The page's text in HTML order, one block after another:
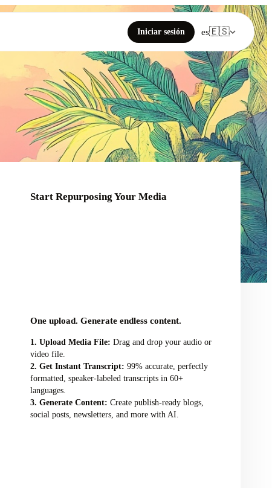
Iniciar sesión es🇪🇸
Start Repurposing Your Media
One upload. Generate endless content.
Upload Media File: Drag and drop your audio or
video file.
Get Instant Transcript: 99% accurate, perfectly
formatted, speaker-labeled transcripts in 60+
languages.
Generate Content: Create publish-ready blogs,
social posts, newsletters, and more with AI.